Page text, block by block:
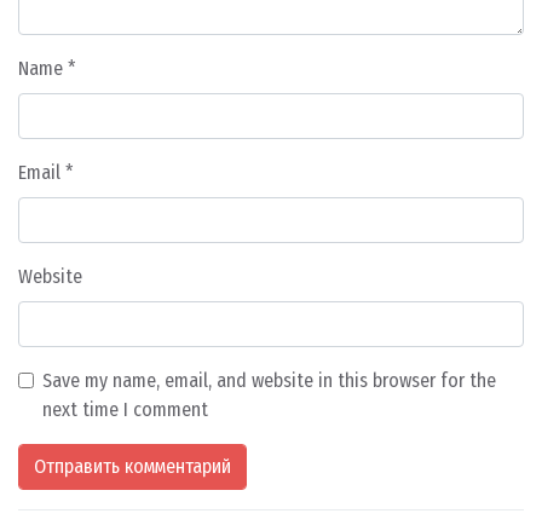
Name *
Email *
Website
Save my name, email, and website in this browser for the
next time I comment